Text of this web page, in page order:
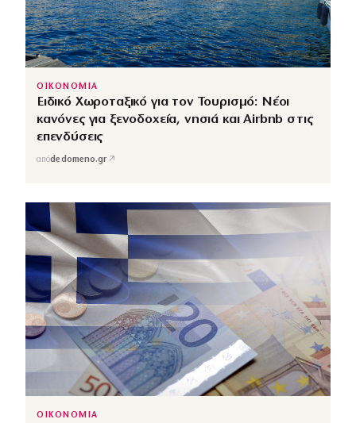
ΟΙΚΟΝΟΜΙΑ
Ειδικό Χωροταξικό για τον Τουρισμό: Νέοι
κανόνες για ξενοδοχεία, νησιά και Airbnb στις
επενδύσεις
απόdedomeno.gr ↗
ΟΙΚΟΝΟΜΙΑ